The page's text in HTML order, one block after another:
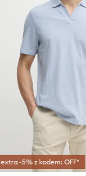
extra -5% z kodem: OFF*